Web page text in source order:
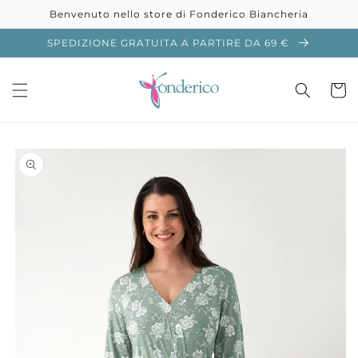
direttamente
ai contenuti
Benvenuto nello store di Fonderico Biancheria
SPEDIZIONE GRATUITA A PARTIRE DA 69 €
Passa alle
informazioni
sul prodotto